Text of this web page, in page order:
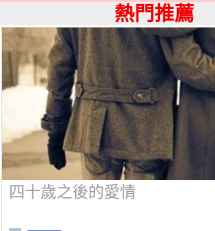
熱門推薦
四十歲之後的愛情